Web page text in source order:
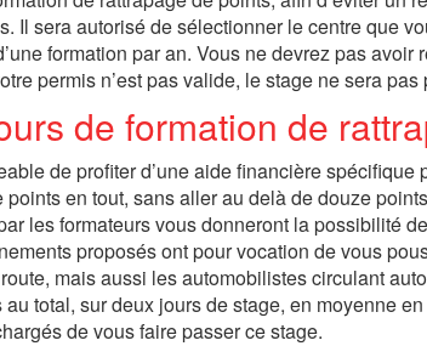
Il sera autorisé de sélectionner le centre que
formation par an. Vous ne devrez pas
permis n’est pas valide, le stage ne sera pas
de formation de
de profiter d’une aide financière
en tout, sans aller au delà de douze
les formateurs vous donneront la possibilité
proposés ont pour vocation de vous
mais aussi les automobilistes circulant
total, sur deux jours de stage, en moyenne
de vous faire passer ce stage.